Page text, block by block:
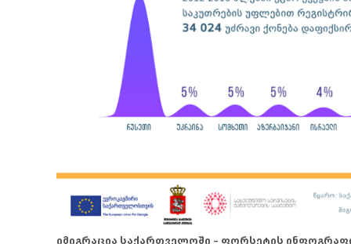
იმიგრაცია საქართველოში – ფორსეტის